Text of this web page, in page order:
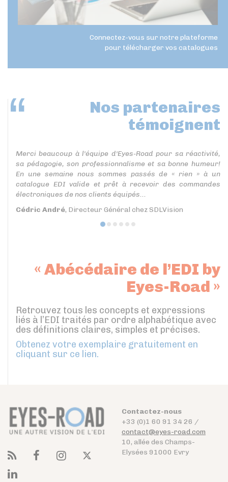
Connectez-vous sur notre plateforme
pour télécharger vos catalogues
Nos partenaires
témoignent
Merci beaucoup à l'équipe d'Eyes-Road pour sa réactivité,
sa pédagogie, son professionnalisme et sa bonne humeur!
En une semaine nous sommes passés de « rien » à un
catalogue EDI valide et prêt à recevoir des commandes
électroniques de nos clients équipés...
Cédric André, Directeur Général chez SDLVision
« Abécédaire de l’EDI by
Eyes-Road »
Retrouvez tous les concepts et expressions
liés à l’EDI traités par ordre alphabétique avec
des définitions claires, simples et précises.
Obtenez votre exemplaire gratuitement en
cliquant sur ce lien.
Contactez-nous
+33 (0)1 60 91 34 26 /
contact@eyes-road.com
10, allée des Champs-
Elysées 91000 Evry